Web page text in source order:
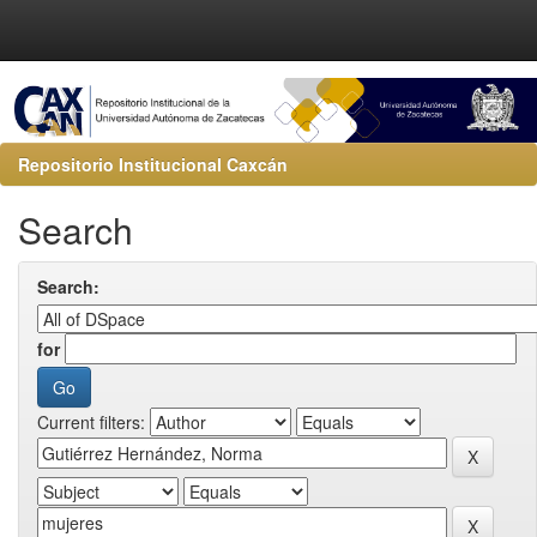
Repositorio Institucional Caxcán
Search
Search:
for
Current filters: